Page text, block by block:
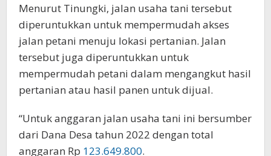
Menurut Tinungki, jalan usaha tani tersebut
diperuntukkan untuk mempermudah akses
jalan petani menuju lokasi pertanian. Jalan
tersebut juga diperuntukkan untuk
mempermudah petani dalam mengangkut hasil
pertanian atau hasil panen untuk dijual.
“Untuk anggaran jalan usaha tani ini bersumber
dari Dana Desa tahun 2022 dengan total
anggaran Rp 123.649.800.